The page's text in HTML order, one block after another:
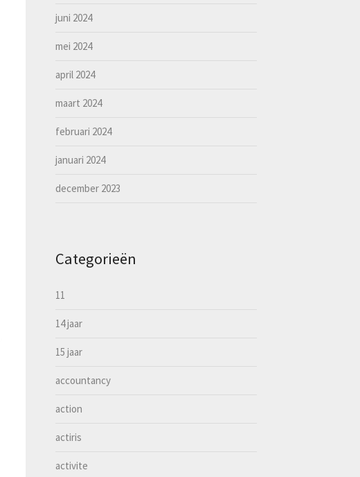
juni 2024
mei 2024
april 2024
maart 2024
februari 2024
januari 2024
december 2023
Categorieën
11
14 jaar
15 jaar
accountancy
action
actiris
activite